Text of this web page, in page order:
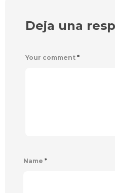
Deja una
Your comment *
Name *